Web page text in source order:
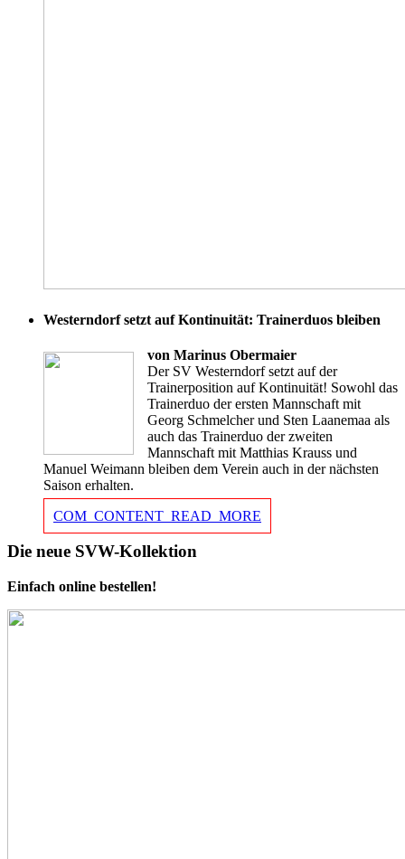
Westerndorf setzt auf Kontinuität: Trainerduos bleiben
von Marinus Obermaier
Der SV Westerndorf setzt auf der
Trainerposition auf Kontinuität! Sowohl das
Trainerduo der ersten Mannschaft mit
Georg Schmelcher und Sten Laanemaa als
auch das Trainerduo der zweiten
Mannschaft mit Matthias Krauss und
Manuel Weimann bleiben dem Verein auch in der nächsten
Saison erhalten.
COM_CONTENT_READ_MORE
Die neue SVW-Kollektion
Einfach online bestellen!